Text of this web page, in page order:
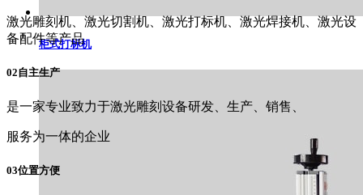
柜式打标机
激光雕刻机、激光切割机、激光打标机、激光焊接机、激光设
备配件等产品
02自主生产
是一家专业致力于激光雕刻设备研发、生产、销售、
服务为一体的企业
03位置方便